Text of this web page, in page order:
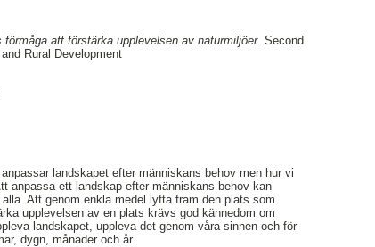
att förstärka upplevelsen av naturmiljöer. Second
Rural Development
landskapet efter människans behov men hur vi
anpassa ett landskap efter människans behov kan
Att genom enkla medel lyfta fram den plats som
upplevelsen av en plats krävs god kännedom om
landskapet, uppleva det genom våra sinnen och för
dygn, månader och år.